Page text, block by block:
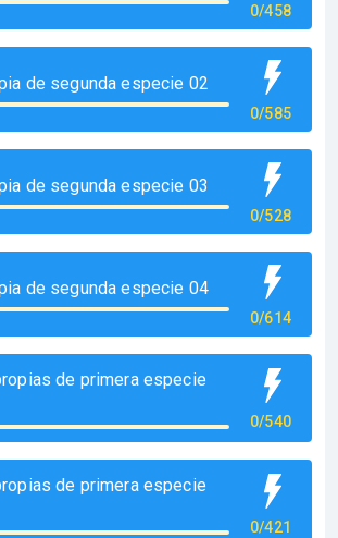
0/458
de segunda especie 02
0/585
de segunda especie 03
0/528
de segunda especie 04
0/614
de primera especie
0/540
de primera especie
0/421